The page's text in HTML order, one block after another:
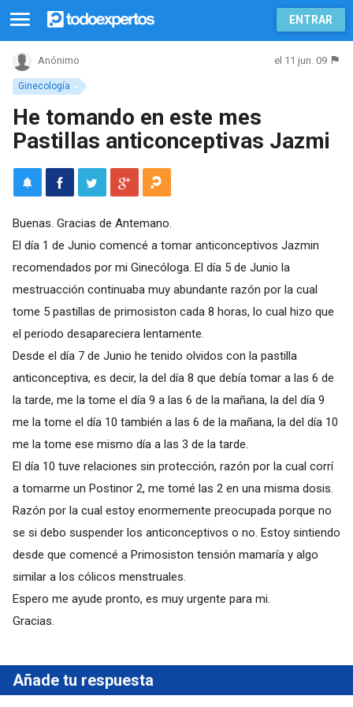
ENTRAR
Ginecología
Anónimo el 11 jun. 09
He tomando en este mes
Pastillas anticonceptivas Jazmi
Buenas. Gracias de Antemano.
El día 1 de Junio comencé a tomar anticonceptivos Jazmin
recomendados por mi Ginecóloga. El día 5 de Junio la
mestruacción continuaba muy abundante razón por la cual
tome 5 pastillas de primosiston cada 8 horas, lo cual hizo que
el periodo desapareciera lentamente.
Desde el día 7 de Junio he tenido olvidos con la pastilla
anticonceptiva, es decir, la del día 8 que debía tomar a las 6 de
la tarde, me la tome el día 9 a las 6 de la mañana, la del día 9
me la tome el día 10 también a las 6 de la mañana, la del día 10
me la tome ese mismo día a las 3 de la tarde.
El día 10 tuve relaciones sin protección, razón por la cual corrí
a tomarme un Postinor 2, me tomé las 2 en una misma dosis.
Razón por la cual estoy enormemente preocupada porque no
se si debo suspender los anticonceptivos o no. Estoy sintiendo
desde que comencé a Primosiston tensión mamaría y algo
similar a los cólicos menstruales.
Espero me ayude pronto, es muy urgente para mi.
Gracias.
Añade tu respuesta